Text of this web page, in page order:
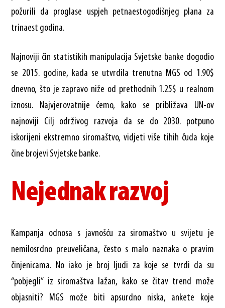
požurili da proglase uspjeh petnaestogodišnjeg plana za
trinaest godina.
Najnoviji čin statistikih manipulacija Svjetske banke dogodio
se 2015. godine, kada se utvrdila trenutna MGS od 1.90$
dnevno, što je zapravo niže od prethodnih 1.25$ u realnom
iznosu. Najvjerovatnije ćemo, kako se približava UN-ov
najnoviji Cilj održivog razvoja da se do 2030. potpuno
iskorijeni ekstremno siromaštvo, vidjeti više tihih čuda koje
čine brojevi Svjetske banke.
Nejednak razvoj
Kampanja odnosa s javnošću za siromaštvo u svijetu je
nemilosrdno preuveličana, često s malo naznaka o pravim
činjenicama. No iako je broj ljudi za koje se tvrdi da su
“pobjegli” iz siromaštva lažan, kako se čitav trend može
objasniti? MGS može biti apsurdno niska, ankete koje